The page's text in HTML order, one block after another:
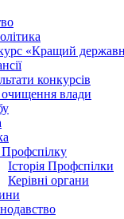
«Кращий
конкурсів
влади
Історія Профспілки
Керівні органи